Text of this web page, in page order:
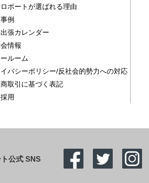
ポートが選ばれる理由
例
張カレンダー
情報
ルーム
バシーポリシー/反社会的勢力への対応
取引に基づく表記
用
公式 SNS